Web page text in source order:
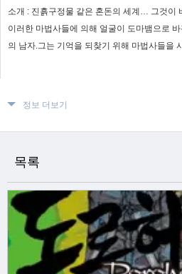
소개 : 진흙구정물 같은 혼돈의 세계… 그것이
이러한 마법사들에 의해 얼굴이 도마뱀으로
의 남자.그는 기억을 되찾기 위해 마법사들을
정보 더보기
목록